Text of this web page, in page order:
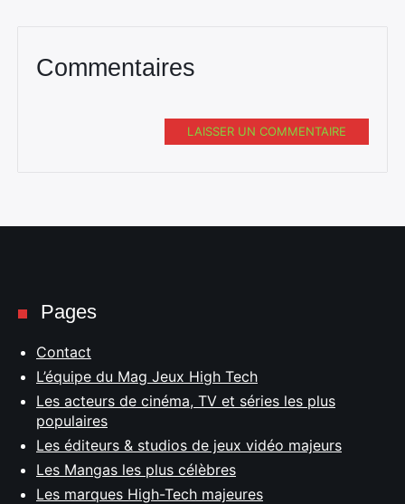
Commentaires
LAISSER UN COMMENTAIRE
Pages
Contact
L’équipe du Mag Jeux High Tech
Les acteurs de cinéma, TV et séries les plus
populaires
Les éditeurs & studios de jeux vidéo majeurs
Les Mangas les plus célèbres
Les marques High-Tech majeures